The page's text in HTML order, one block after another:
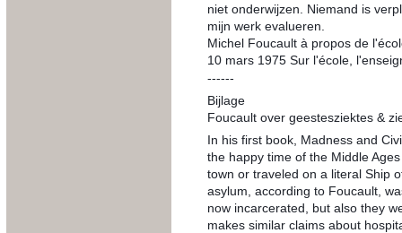
niet onderwijzen. Niemand is
mijn werk evalueren.
Michel Foucault à propos de
10 mars 1975 Sur l'école,
------
Bijlage
Foucault over geestesziektes &
In his first book, Madness and
the happy time of the Middle
town or traveled on a literal Ship
asylum, according to Foucault,
now incarcerated, but also they
makes similar claims about